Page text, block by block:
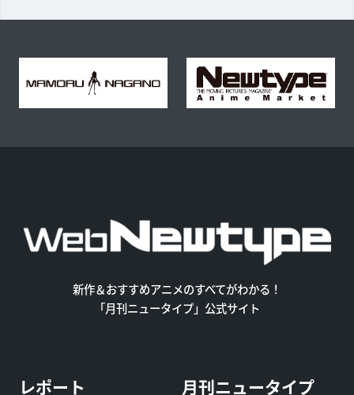
新作＆おすすめアニメのすべてがわかる！
「月刊ニュータイプ」公式サイト
レポート
月刊ニュータイプ